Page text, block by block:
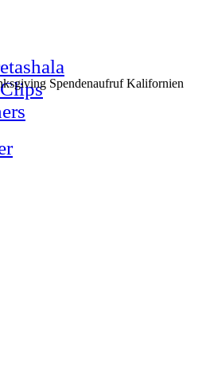
Spendenaufruf Kalifornien